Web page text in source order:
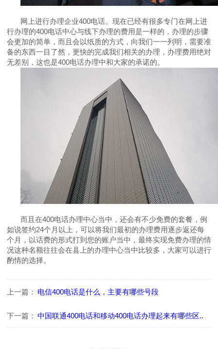
网上进行办理企业400电话。现在已经有很多专门在网上进
行办理的400电话中心与线下办理的费用是一样的，办理的步骤
会更加的简单，而且会以纸质的方式，向我们一一列明，需要准
备的东西一目了然，更快的完成我们相关的办理，办理费用绝对
无差别，这也是400电话办理中和大家的承诺的。
而且在400电话办理中心当中，还会有不少免费的套餐，例
如说签约24个月以上，可以将我们最初的办理费用逐步返还每
个月，以话费的形式打到您的账户当中，最终实现免费办理的情
况这种名额往往会在县上的办理中心当中比较多，大家可以进行
酌情的选择。
上一篇： 电信400电话是什么，主要有哪些号段
下一篇： 中国联通400电话和移动400电话办理起来有哪些区..